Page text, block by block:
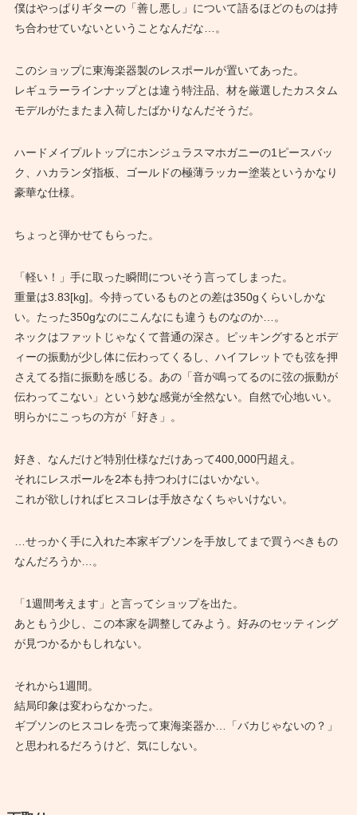
僕はやっぱりギターの「善し悪し」について語るほどのものは持
ち合わせていないということなんだな…。
このショップに東海楽器製のレスポールが置いてあった。
レギュラーラインナップとは違う特注品、材を厳選したカスタム
モデルがたまたま入荷したばかりなんだそうだ。
ハードメイプルトップにホンジュラスマホガニーの1ピースバッ
ク、ハカランダ指板、ゴールドの極薄ラッカー塗装というかなり
豪華な仕様。
ちょっと弾かせてもらった。
「軽い！」手に取った瞬間についそう言ってしまった。
重量は3.83[kg]。今持っているものとの差は350gくらいしかな
い。たった350gなのにこんなにも違うものなのか…。
ネックはファットじゃなくて普通の深さ。ピッキングするとボデ
ィーの振動が少し体に伝わってくるし、ハイフレットでも弦を押
さえてる指に振動を感じる。あの「音が鳴ってるのに弦の振動が
伝わってこない」という妙な感覚が全然ない。自然で心地いい。
明らかにこっちの方が「好き」。
好き、なんだけど特別仕様なだけあって400,000円超え。
それにレスポールを2本も持つわけにはいかない。
これが欲しければヒスコレは手放さなくちゃいけない。
…せっかく手に入れた本家ギブソンを手放してまで買うべきもの
なんだろうか…。
「1週間考えます」と言ってショップを出た。
あともう少し、この本家を調整してみよう。好みのセッティング
が見つかるかもしれない。
それから1週間。
結局印象は変わらなかった。
ギブソンのヒスコレを売って東海楽器か…「バカじゃないの？」
と思われるだろうけど、気にしない。